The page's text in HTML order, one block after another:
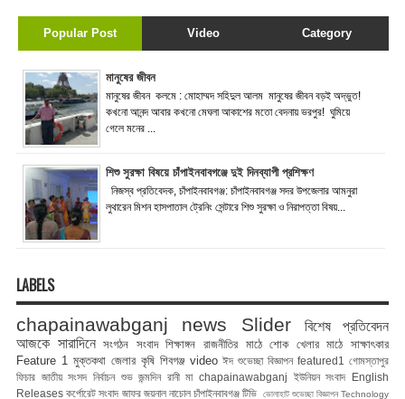
Popular Post Video Category
মানুষের জীবন
মানুষের জীবন কলমে : মোহাম্মদ সহিদুল আলম মানুষের জীবন বড়ই অদ্ভুত!
কখনো আনন্দ আবার কখনো মেঘলা আকাশের মতো বেদনায় ভরপুর! ঘুমিয়ে
গেলে মনের ...
শিশু সুরক্ষা বিষয়ে চাঁপাইনবাবগঞ্জে দুই দিনব্যাপী প্রশিক্ষণ
নিজস্ব প্রতিবেদক, চাঁপাইনবাবগঞ্জ: চাঁপাইনবাবগঞ্জ সদর উপজেলার আমনুরা
লুথারেন মিশন হাসপাতাল ট্রেনিং সেন্টারে শিশু সুরক্ষা ও নিরাপত্তা বিষয়...
LABELS
chapainawabganj news Slider
বিশেষ প্রতিবেদন
আজকে সারাদিনে সংগঠন সংবাদ শিক্ষাঙ্গন রাজনীতির মাঠে শোক খেলার মাঠে
সাক্ষাৎকার
Feature 1 মুক্তকথা জেলার কৃষি শিবগঞ্জ video ঈদ শুভেচ্ছা বিজ্ঞাপন featured1
গোমস্তাপুর
ফিচার জাতীয় সংসদ নির্বাচন শুভ জন্মদিন রানী মা chapainawabganj ইউনিয়ন সংবাদ English
Releases কর্পোরেট সংবাদ জাফর জয়নাল নাচোল চাঁপাইনবাবগঞ্জ টিভি ভোলাহাট শুভেচ্ছা বিজ্ঞাপন Technology